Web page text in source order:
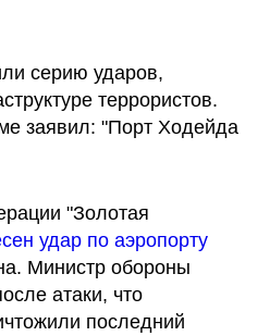
серию ударов,
террористов.
заявил: "Порт Ходейда
"Золотая
удар по аэропорту
Министр обороны
атаки, что
последний